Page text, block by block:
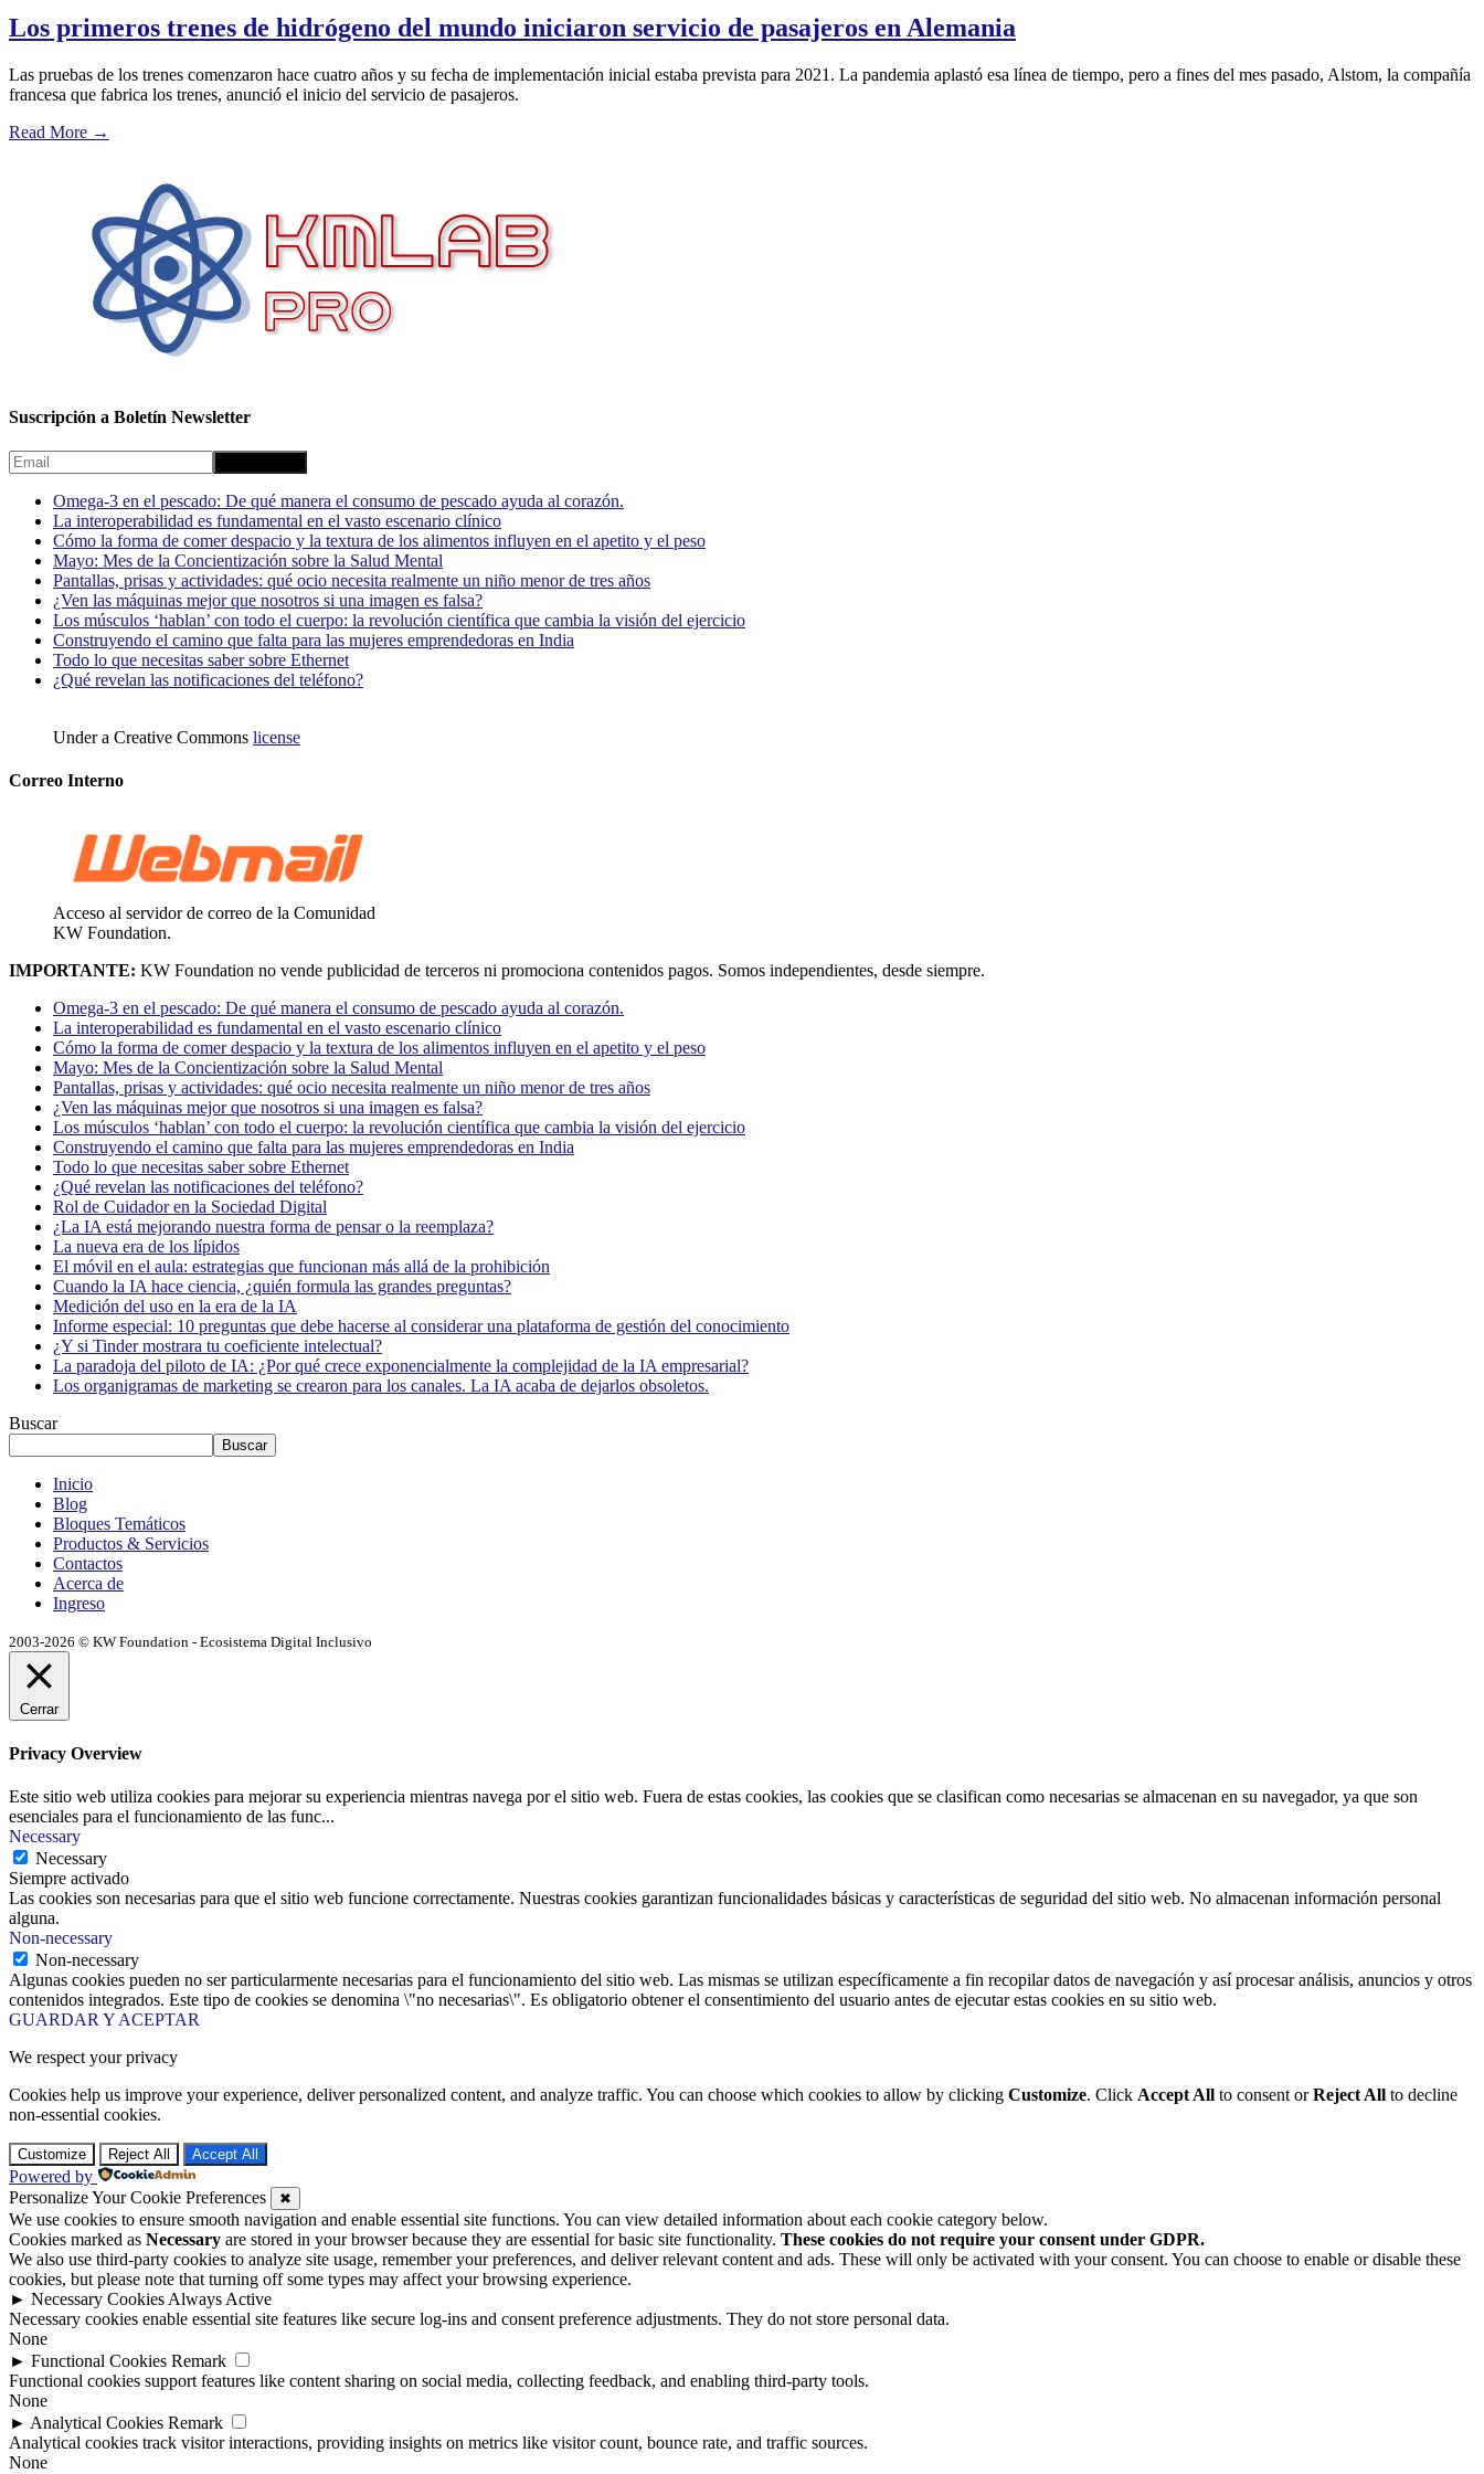
Los primeros trenes de hidrógeno del mundo iniciaron servicio de pasajeros en Alemania
Las pruebas de los trenes comenzaron hace cuatro años y su fecha de implementación inicial estaba prevista para 2021. La pandemia aplastó esa línea de tiempo, pero a fines del mes pasado, Alstom, la compañía
francesa que fabrica los trenes, anunció el inicio del servicio de pasajeros.
Read More →
Suscripción a Boletín Newsletter
Omega-3 en el pescado: De qué manera el consumo de pescado ayuda al corazón.
La interoperabilidad es fundamental en el vasto escenario clínico
Cómo la forma de comer despacio y la textura de los alimentos influyen en el apetito y el peso
Mayo: Mes de la Concientización sobre la Salud Mental
Pantallas, prisas y actividades: qué ocio necesita realmente un niño menor de tres años
¿Ven las máquinas mejor que nosotros si una imagen es falsa?
Los músculos ‘hablan’ con todo el cuerpo: la revolución científica que cambia la visión del ejercicio
Construyendo el camino que falta para las mujeres emprendedoras en India
Todo lo que necesitas saber sobre Ethernet
¿Qué revelan las notificaciones del teléfono?
Under a Creative Commons license
Correo Interno
Acceso al servidor de correo de la Comunidad
KW Foundation.
IMPORTANTE: KW Foundation no vende publicidad de terceros ni promociona contenidos pagos. Somos independientes, desde siempre.
Omega-3 en el pescado: De qué manera el consumo de pescado ayuda al corazón.
La interoperabilidad es fundamental en el vasto escenario clínico
Cómo la forma de comer despacio y la textura de los alimentos influyen en el apetito y el peso
Mayo: Mes de la Concientización sobre la Salud Mental
Pantallas, prisas y actividades: qué ocio necesita realmente un niño menor de tres años
¿Ven las máquinas mejor que nosotros si una imagen es falsa?
Los músculos ‘hablan’ con todo el cuerpo: la revolución científica que cambia la visión del ejercicio
Construyendo el camino que falta para las mujeres emprendedoras en India
Todo lo que necesitas saber sobre Ethernet
¿Qué revelan las notificaciones del teléfono?
Rol de Cuidador en la Sociedad Digital
¿La IA está mejorando nuestra forma de pensar o la reemplaza?
La nueva era de los lípidos
El móvil en el aula: estrategias que funcionan más allá de la prohibición
Cuando la IA hace ciencia, ¿quién formula las grandes preguntas?
Medición del uso en la era de la IA
Informe especial: 10 preguntas que debe hacerse al considerar una plataforma de gestión del conocimiento
¿Y si Tinder mostrara tu coeficiente intelectual?
La paradoja del piloto de IA: ¿Por qué crece exponencialmente la complejidad de la IA empresarial?
Los organigramas de marketing se crearon para los canales. La IA acaba de dejarlos obsoletos.
Buscar
Buscar
Inicio
Blog
Bloques Temáticos
Productos & Servicios
Contactos
Acerca de
Ingreso
2003-2026 © KW Foundation - Ecosistema Digital Inclusivo
Cerrar
Privacy Overview
Este sitio web utiliza cookies para mejorar su experiencia mientras navega por el sitio web. Fuera de estas cookies, las cookies que se clasifican como necesarias se almacenan en su navegador, ya que son
esenciales para el funcionamiento de las func...
Necessary
Necessary
Siempre activado
Las cookies son necesarias para que el sitio web funcione correctamente. Nuestras cookies garantizan funcionalidades básicas y características de seguridad del sitio web. No almacenan información personal
alguna.
Non-necessary
Non-necessary
Algunas cookies pueden no ser particularmente necesarias para el funcionamiento del sitio web. Las mismas se utilizan específicamente a fin recopilar datos de navegación y así procesar análisis, anuncios y otros
contenidos integrados. Este tipo de cookies se denomina \"no necesarias\". Es obligatorio obtener el consentimiento del usuario antes de ejecutar estas cookies en su sitio web.
GUARDAR Y ACEPTAR
We respect your privacy
Cookies help us improve your experience, deliver personalized content, and analyze traffic. You can choose which cookies to allow by clicking Customize. Click Accept All to consent orReject All to decline
non-essential cookies.
Customize Reject All Accept All
Powered by
Personalize Your Cookie Preferences
✖
We use cookies to ensure smooth navigation and enable essential site functions. You can view detailed information about each cookie category below.
Cookies marked as Necessary are stored in your browser because they are essential for basic site functionality. These cookies do not require your consent under GDPR.
We also use third-party cookies to analyze site usage, remember your preferences, and deliver relevant content and ads. These will only be activated with your consent. You can choose to enable or disable these
cookies, but please note that turning off some types may affect your browsing experience.
► Necessary Cookies Always Active
Necessary cookies enable essential site features like secure log-ins and consent preference adjustments. They do not store personal data.
None
► Functional Cookies Remark
Functional cookies support features like content sharing on social media, collecting feedback, and enabling third-party tools.
None
► Analytical Cookies Remark
Analytical cookies track visitor interactions, providing insights on metrics like visitor count, bounce rate, and traffic sources.
None